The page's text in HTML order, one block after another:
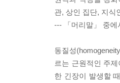
관, 상인 집단, 지식
--- 「머리말」 중에
동질성
르는 근원적인 주
한 긴장이 발생할